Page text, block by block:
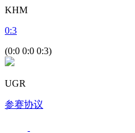
KHM
0:3
(0:0 0:0 0:3)
UGR
参赛协议